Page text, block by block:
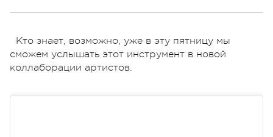
Кто знает, возможно, уже в эту пятницу мы
сможем услышать этот инструмент в новой
коллаборации артистов.